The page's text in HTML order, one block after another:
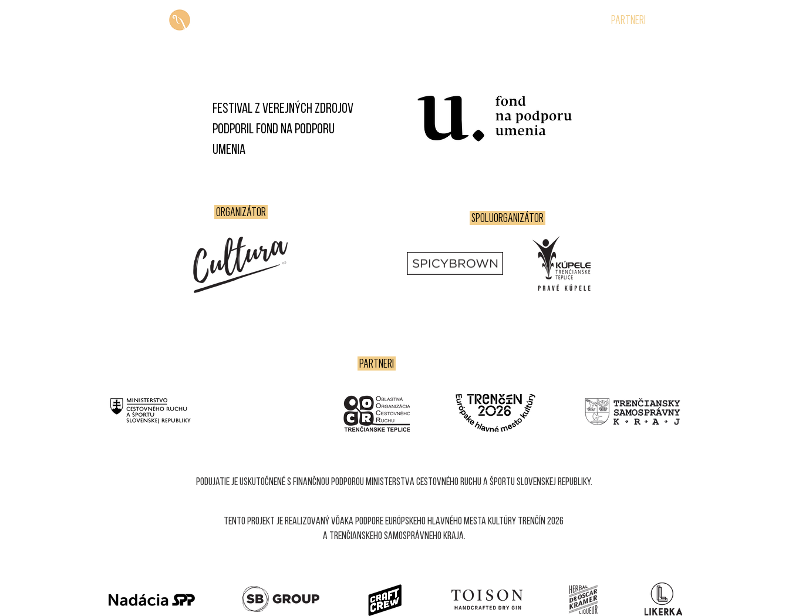
PARTNERI
festival z verejných zdrojov
podporil fond na podporu
umenia
ORGANIZÁTOR SPOLUORGANIZÁTOR
PARTNERI
podujatie je uskutočnené s finančnou podporou ministerstva cestovného ruchu a športu slovenskej republiky.
tento projekt je realizovaný vďaka podpore európskeho hlavného mesta kultúry trenčín 2026
a trenčianskeho samosprávneho kraja.